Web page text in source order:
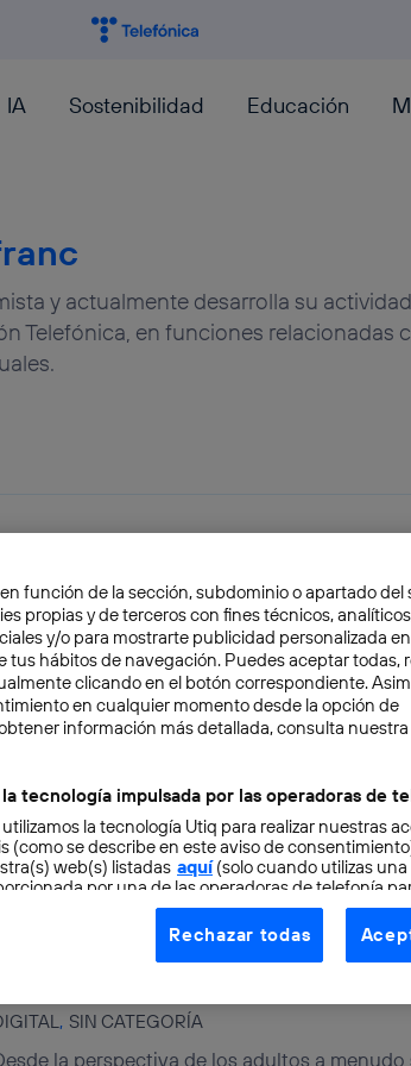
IA Sostenibilidad Educación
y actualmente desarrolla su
Telefónica, en funciones relacionadas
tiene de inteligente
concepto smart city marca un antes y un
urbanos. A grandes rasgos implica
SIN CATEGORÍA
Los jóvenes de la era
la perspectiva de los adultos a
función de la sección, subdominio o apartado del
propias y de terceros con fines técnicos,
y/o para mostrarte publicidad personalizada
tus hábitos de navegación. Puedes aceptar todas,
clicando en el botón correspondiente.
en cualquier momento desde la opción de
información más detallada, consulta nuestra
tecnología impulsada por las operadoras de
utilizamos la tecnología Utiq para realizar nuestras
(como se describe en este aviso de
web(s) listadas aquí(solo cuando utilizas una
por una de las operadoras de telefonía
en cada página web).
con la privacidad como prioridad
otra información de la cuenta de cliente de
utilizas (p. ej., número de teléfono móvil).
Rechazar todas